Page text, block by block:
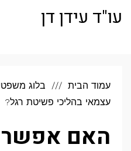
עו"ד עידן דן
עמוד הבית בלוג
עצמאי בהליכי פשיטת רגל?
האם אפשר